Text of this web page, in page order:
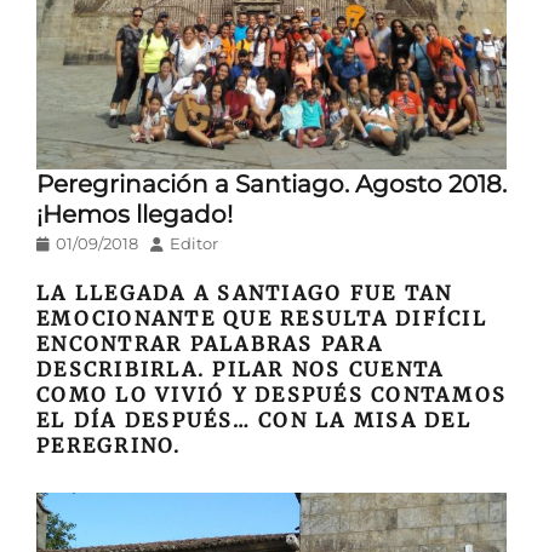
Peregrinación a Santiago. Agosto 2018.
¡Hemos llegado!
Publicado
01/09/2018 AutorEditor
LA LLEGADA A SANTIAGO FUE TAN
EMOCIONANTE QUE RESULTA DIFÍCIL
ENCONTRAR PALABRAS PARA
DESCRIBIRLA. PILAR NOS CUENTA
COMO LO VIVIÓ Y DESPUÉS CONTAMOS
EL DÍA DESPUÉS… CON LA MISA DEL
PEREGRINO.